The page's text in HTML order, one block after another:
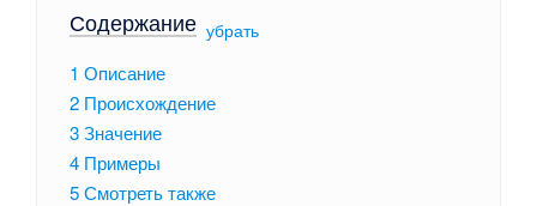
Содержание[ убрать]
1 Описание
2 Происхождение
3Значение
4 Примеры
5Смотреть также